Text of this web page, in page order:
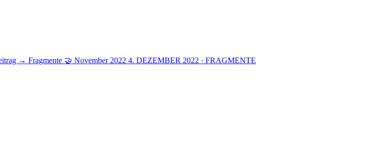
→ Fragmente 🤝 November 2022 4. DEZEMBER 2022 · FRAGMENTE